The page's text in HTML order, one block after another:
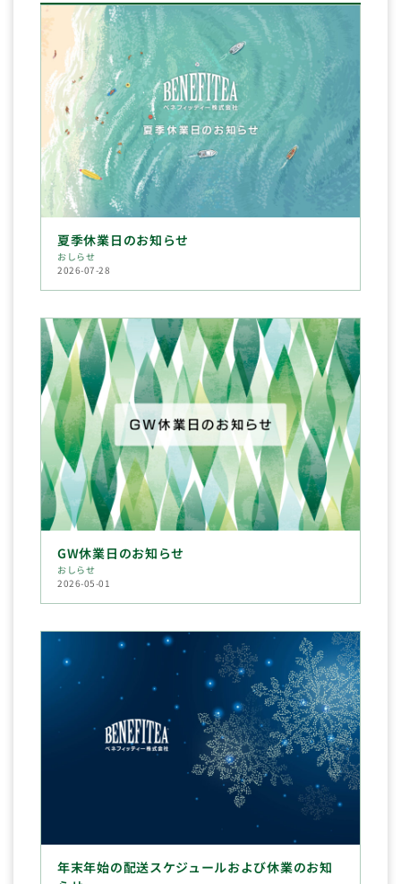
夏季休業日のお知らせ
おしらせ
2026-07-28
GW休業日のお知らせ
おしらせ
2026-05-01
年末年始の配送スケジュールおよび休業のお知